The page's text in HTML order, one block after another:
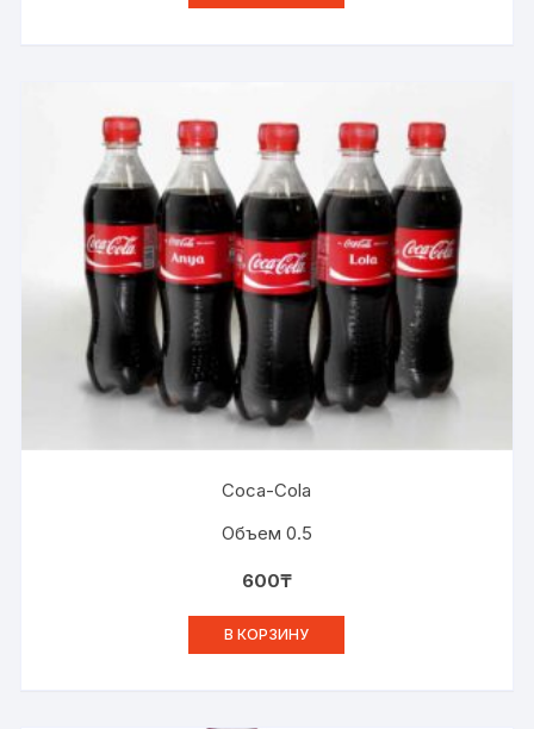
Coca-Cola
Объем 0.5
600₸
В КОРЗИНУ